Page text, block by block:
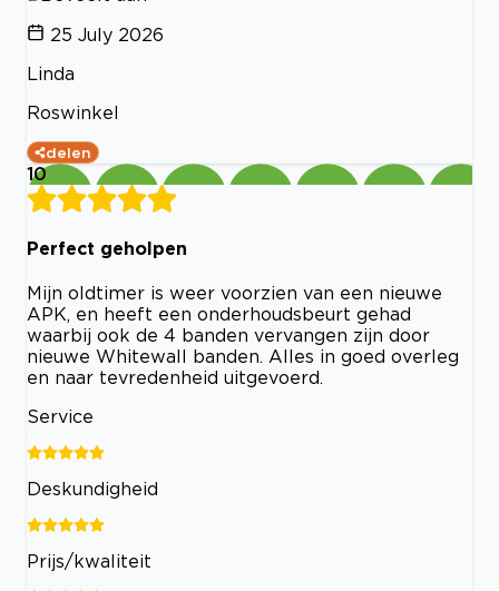
25 July 2026
Linda
Roswinkel
delen
10
Perfect geholpen
Mijn oldtimer is weer voorzien van een nieuwe
APK, en heeft een onderhoudsbeurt gehad
waarbij ook de 4 banden vervangen zijn door
nieuwe Whitewall banden. Alles in goed overleg
en naar tevredenheid uitgevoerd.
Service
Deskundigheid
Prijs/kwaliteit